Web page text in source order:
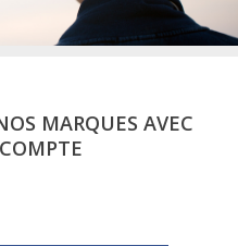
MARQUES AVEC